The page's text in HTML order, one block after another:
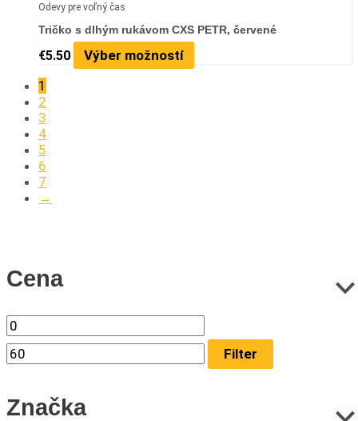
Cena
Filter
Značka
Odevy pre voľný čas
Tričko s dlhým rukávom CXS PETR, červené
€5.50
Výber možností
1
2
3
4
5
6
7
→